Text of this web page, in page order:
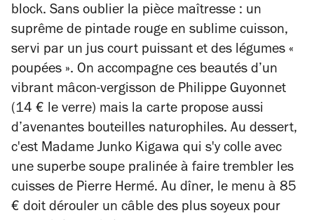
block. Sans oublier la pièce maîtresse : un
suprême de pintade rouge en sublime cuisson,
servi par un jus court puissant et des légumes «
poupées ». On accompagne ces beautés d’un
vibrant mâcon-vergisson de Philippe Guyonnet
(14 € le verre) mais la carte propose aussi
d’avenantes bouteilles naturophiles. Au dessert,
c'est Madame Junko Kigawa qui s'y colle avec
une superbe soupe pralinée à faire trembler les
cuisses de Pierre Hermé. Au dîner, le menu à 85
€ doit dérouler un câble des plus soyeux pour